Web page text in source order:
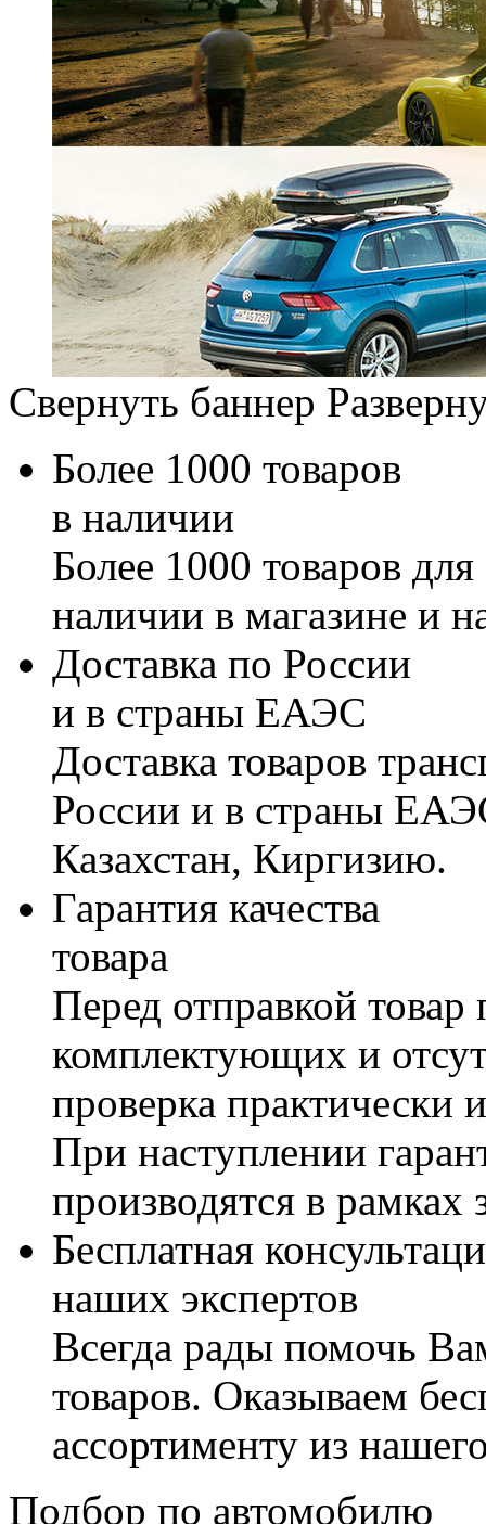
Свернуть баннер
Более 1000 товаров
в наличии
Более 1000 товаров
наличии в магазине и
Доставка по России
и в страны ЕАЭС
Доставка товаров
России и в страны
Казахстан, Киргизию.
Гарантия качества
товара
Перед отправкой товар
комплектующих и
проверка практически
При наступлении
производятся в рамках
Бесплатная
наших экспертов
Всегда рады помочь
товаров. Оказываем
ассортименту из
Подбор по автомобилю